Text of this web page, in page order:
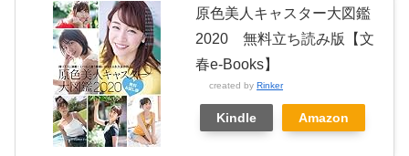
原色美人キャスター大図鑑
2020 無料立ち読み版【文
春e-Books】
created by Rinker
Kindle Amazon